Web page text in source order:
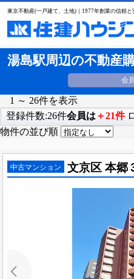
東京不動産(一戸建て、土地)｜1977年創業の信頼と
湯島駅周辺の不動産
会
1 ～ 26件を表示
登録件数:26件会員は ＋21件
物件の並び順
中古マンション 文京区 本郷